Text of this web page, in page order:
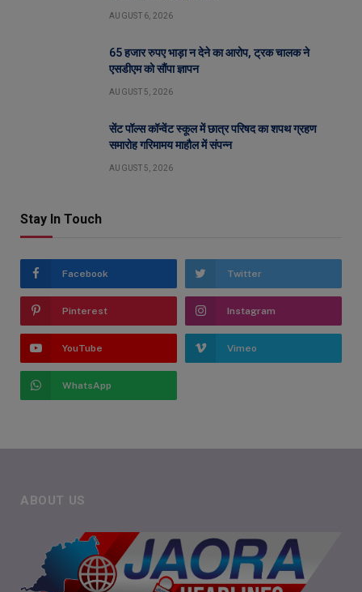
AUGUST 6, 2026
65 हजार रुपए भाड़ा न देने का आरोप, ट्रक चालक ने
एसडीएम को सौंपा ज्ञापन
AUGUST 5, 2026
सेंट पॉल्स कॉन्वेंट स्कूल में छात्र परिषद का शपथ ग्रहण
समारोह गरिमामय माहौल में संपन्न
AUGUST 5, 2026
Stay In Touch
Facebook Twitter
Pinterest Instagram
YouTube Vimeo
WhatsApp
ABOUT US